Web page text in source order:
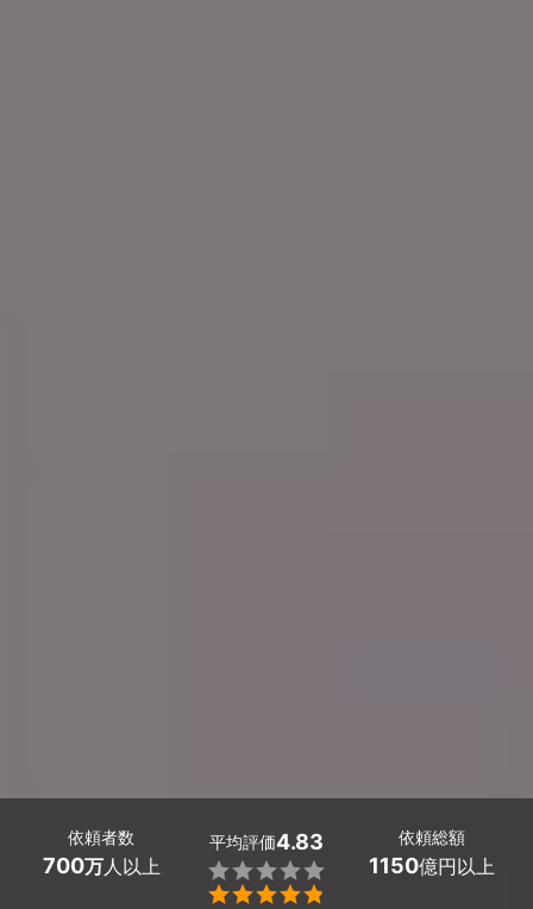
依頼者数
700万人以上
平均評価4.83


依頼総額
1150億円以上